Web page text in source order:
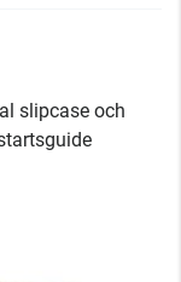
slipcase och